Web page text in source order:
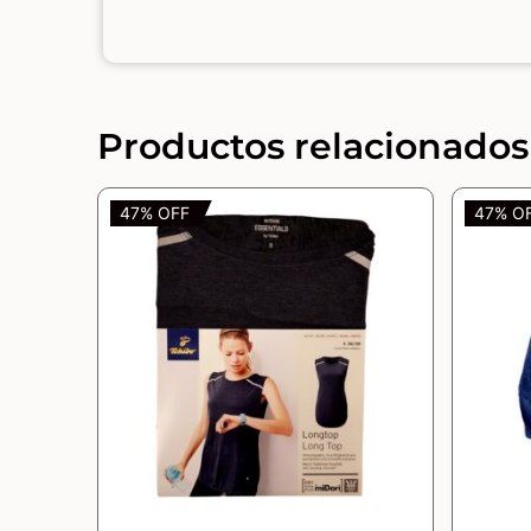
Productos relacionados
47% OFF 47%